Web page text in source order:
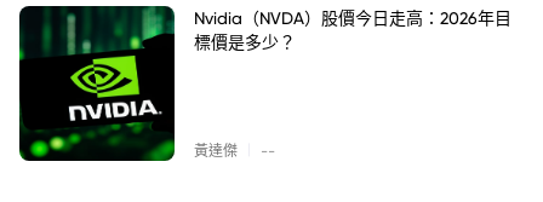
Nvidia（NVDA）股價今日走高：2026年目
標價是多少？
黃達傑 --